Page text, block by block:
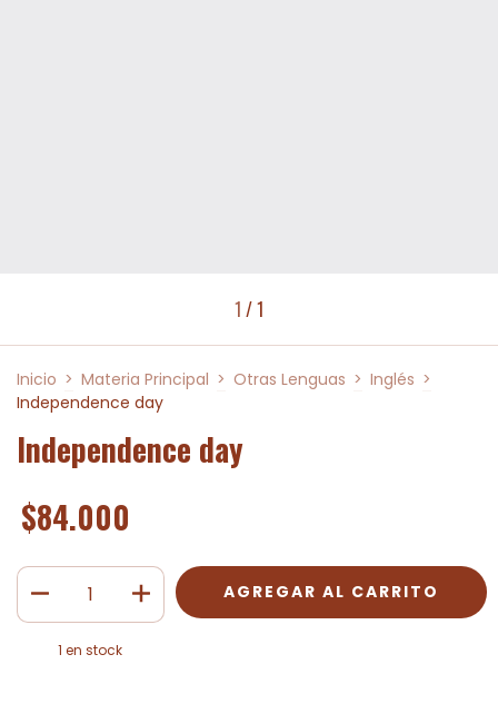
1 /1
Inicio > Materia Principal > Otras Lenguas > Inglés >
Independence day
Independence day
$84.000
1 en stock